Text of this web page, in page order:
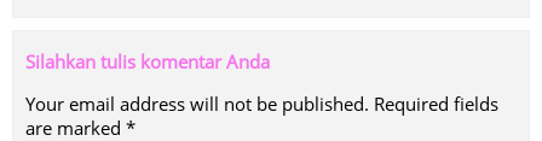
Silahkan tulis komentar Anda
Your email address will not be published. Required fields
are marked *